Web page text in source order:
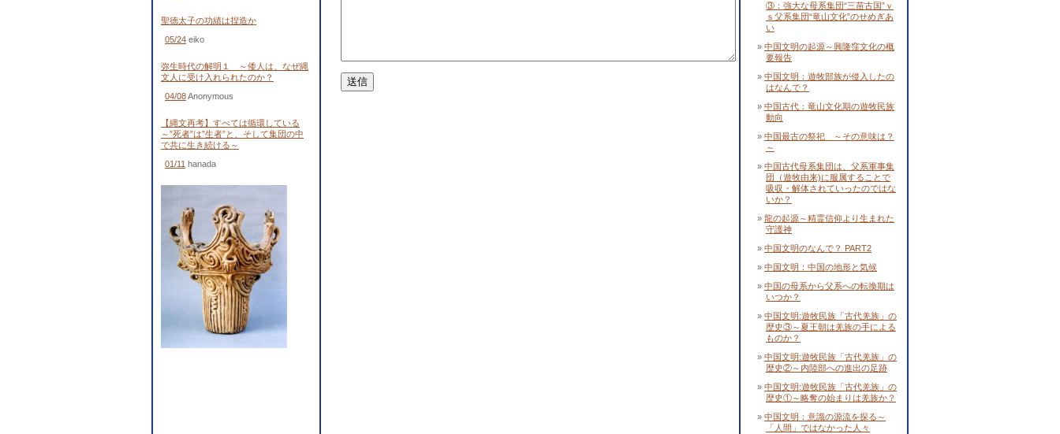
聖徳太子の功績は捏造か
05/24 eiko
弥生時代の解明１ ～倭人は、なぜ縄
文人に受け入れられたのか？
04/08Anonymous
【縄文再考】すべては循環している
～”死者”は”生者”と、そして集団の中
で共に生き続ける～
01/11 hanada
③：強大な母系集団“三苗古国”ｖ
ｓ父系集団“竜山文化”のせめぎあ
い
中国文明の起源～興隆窪文化の概
要報告
中国文明：遊牧部族が侵入したの
はなんで？
中国古代：竜山文化期の遊牧民族
動向
中国最古の祭祀 ～その意味は？
～
中国古代母系集団は、父系軍事集
団（遊牧由来)に服属することで
吸収・解体されていったのではな
いか？
龍の起源～精霊信仰より生まれた
守護神
中国文明のなんで？ PART2
中国文明：中国の地形と気候
中国の母系から父系への転換期は
いつか？
中国文明:遊牧民族「古代羌族」の
歴史③～夏王朝は羌族の手による
ものか？
中国文明:遊牧民族「古代羌族」の
歴史②～内陸部への進出の足跡
中国文明:遊牧民族「古代羌族」の
歴史①～略奪の始まりは羌族か？
中国文明：意識の源流を探る～
「人間」ではなかった人々